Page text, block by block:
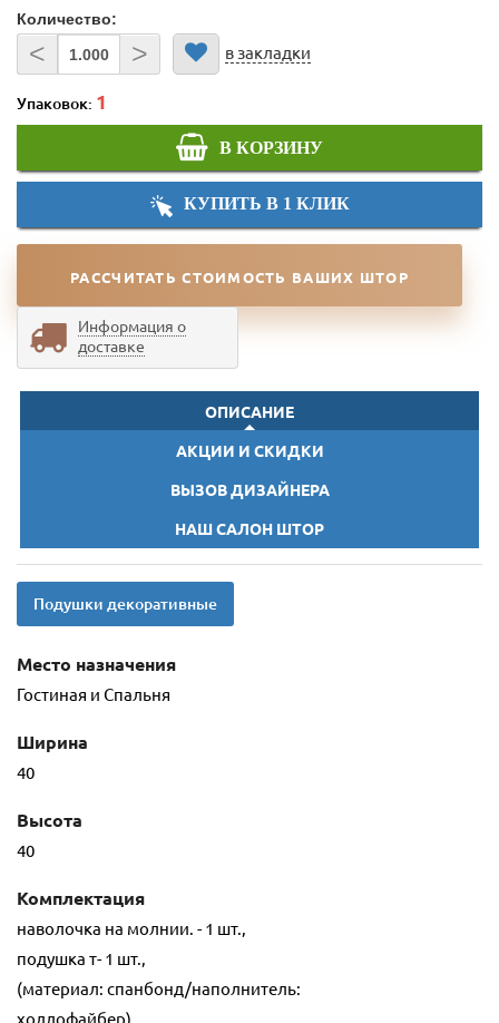
Количество:
< > в закладки
Упаковок:
В КОРЗИНУ
КУПИТЬ В 1 КЛИК
РАССЧИТАТЬ СТОИМОСТЬ ВАШИХ ШТОР
Информация о
доставке
ОПИСАНИЕ
АКЦИИ И СКИДКИ
ВЫЗОВ ДИЗАЙНЕРА
НАШ САЛОН ШТОР
Подушки декоративные
Место назначения
Гостиная и Спальня
Ширина
40
Высота
40
Комплектация
наволочка на молнии. - 1 шт.,
подушка т- 1 шт.,
(материал: спанбонд/наполнитель: